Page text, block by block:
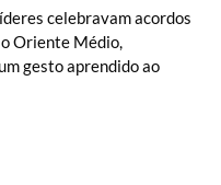
celebravam acordos
Oriente Médio,
gesto aprendido ao